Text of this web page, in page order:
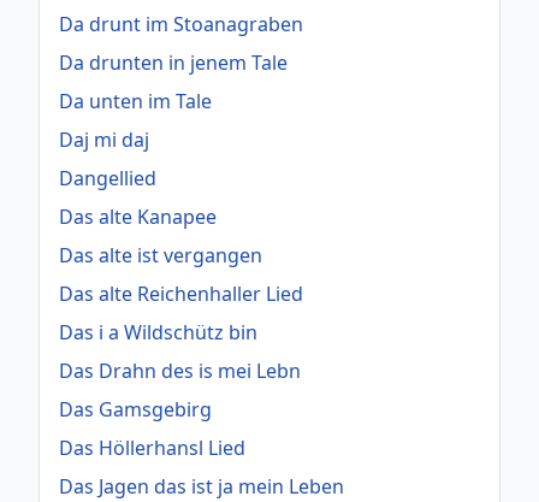
Da drunt im Stoanagraben
Da drunten in jenem Tale
Da unten im Tale
Daj mi daj
Dangellied
Das alte Kanapee
Das alte ist vergangen
Das alte Reichenhaller Lied
Das i a Wildschütz bin
Das Drahn des is mei Lebn
Das Gamsgebirg
Das Höllerhansl Lied
Das Jagen das ist ja mein Leben